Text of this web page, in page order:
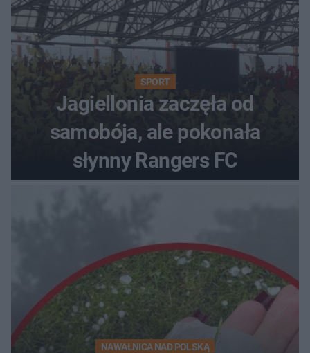
SPORT
Jagiellonia zaczęła od
samobója, ale pokonała
słynny Rangers FC
NAWAŁNICA NAD POLSKĄ